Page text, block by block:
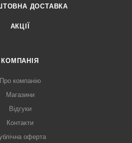
ДОСТАВКА
АКЦІЇ
КОМПАНІЯ
Про компанію
Магазини
Відгуки
Контакти
оферта